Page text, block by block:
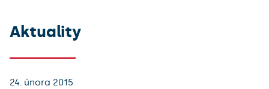
Aktuality
24. února 2015